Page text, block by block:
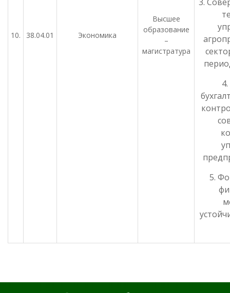
10. 38.04.01 Экономика
Высшее
образование
–
магистратура
5.